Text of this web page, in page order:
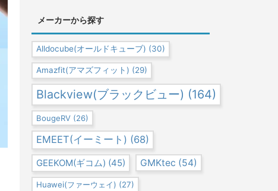
メーカーから探す
Alldocube(オールドキューブ) (30)
Amazfit(アマズフィット) (29)
Blackview(ブラックビュー) (164)
BougeRV (26)
EMEET(イーミート) (68)
GEEKOM(ギコム) (45) GMKtec (54)
Huawei(ファーウェイ) (27)